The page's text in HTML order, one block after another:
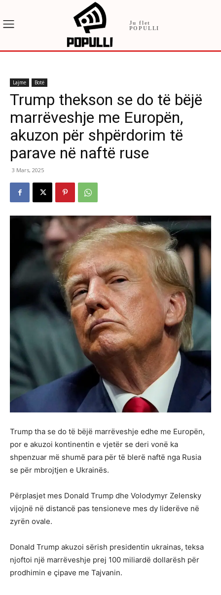
Ju flet
POPULLI
Lajme Botë
Trump thekson se do të bëjë
marrëveshje me Europën,
akuzon për shpërdorim të
parave në naftë ruse
3 Mars, 2025
Trump tha se do të bëjë marrëveshje edhe me Europën,
por e akuzoi kontinentin e vjetër se deri vonë ka
shpenzuar më shumë para për të blerë naftë nga Rusia
se për mbrojtjen e Ukrainës.
Përplasjet mes Donald Trump dhe Volodymyr Zelensky
vijojnë në distancë pas tensioneve mes dy liderëve në
zyrën ovale.
Donald Trump akuzoi sërish presidentin ukrainas, teksa
njoftoi një marrëveshje prej 100 miliardë dollarësh për
prodhimin e çipave me Tajvanin.